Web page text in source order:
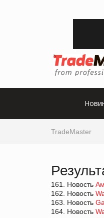
TradeMaster
161. Новость
162. Новость
163. Новость
164. Новость